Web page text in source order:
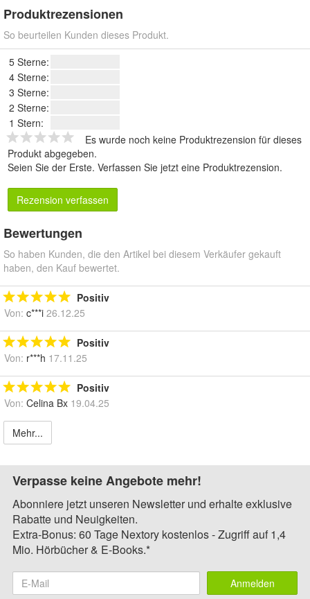
Produktrezensionen
So beurteilen Kunden dieses Produkt.
5 Sterne:
4 Sterne:
3 Sterne:
2 Sterne:
1 Stern:
Es wurde noch keine Produktrezension für dieses
Produkt abgegeben.
Seien Sie der Erste. Verfassen Sie jetzt eine Produktrezension.
Rezension verfassen
Bewertungen
So haben Kunden, die den Artikel bei diesem Verkäufer gekauft
haben, den Kauf bewertet.
Positiv
Von: c***i 26.12.25
Positiv
Von: r***h 17.11.25
Positiv
Von: Celina Bx 19.04.25
Mehr...
Verpasse keine Angebote mehr!
Abonniere jetzt unseren Newsletter und erhalte exklusive
Rabatte und Neuigkeiten.
Extra-Bonus: 60 Tage Nextory kostenlos - Zugriff auf 1,4
Mio. Hörbücher & E-Books.*
Anmelden